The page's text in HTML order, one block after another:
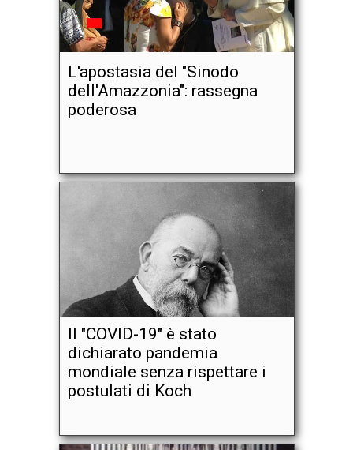
L'apostasia del "Sinodo
dell'Amazzonia": rassegna
poderosa
Il "COVID-19" è stato
dichiarato pandemia
mondiale senza rispettare i
postulati di Koch